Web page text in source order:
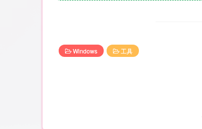
Windows 工具